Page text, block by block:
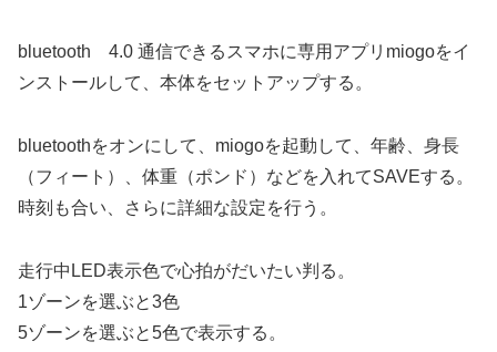
bluetooth 4.0 通信できるスマホに専用アプリmiogoをイ
ンストールして、本体をセットアップする。
bluetoothをオンにして、miogoを起動して、年齢、身長
（フィート）、体重（ポンド）などを入れてSAVEする。
時刻も合い、さらに詳細な設定を行う。
走行中LED表示色で心拍がだいたい判る。
1ゾーンを選ぶと3色
5ゾーンを選ぶと5色で表示する。